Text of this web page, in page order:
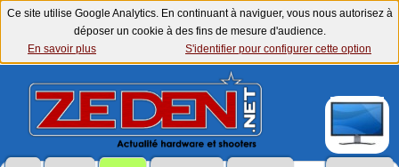
Ce site utilise Google Analytics. En continuant à naviguer, vous nous autorisez à
déposer un cookie à des fins de mesure d'audience.
En savoir plus
S'identifier pour configurer cette option